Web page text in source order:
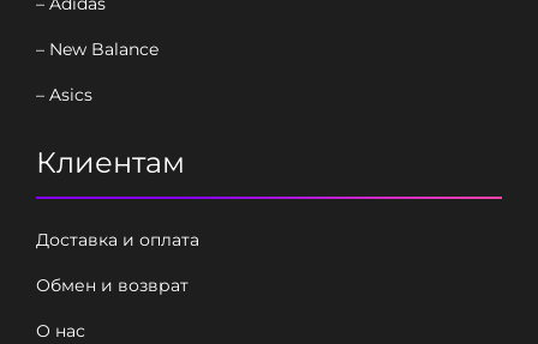
– New Balance
– Asics
Клиентам
Доставка и оплата
Обмен и возврат
О нас